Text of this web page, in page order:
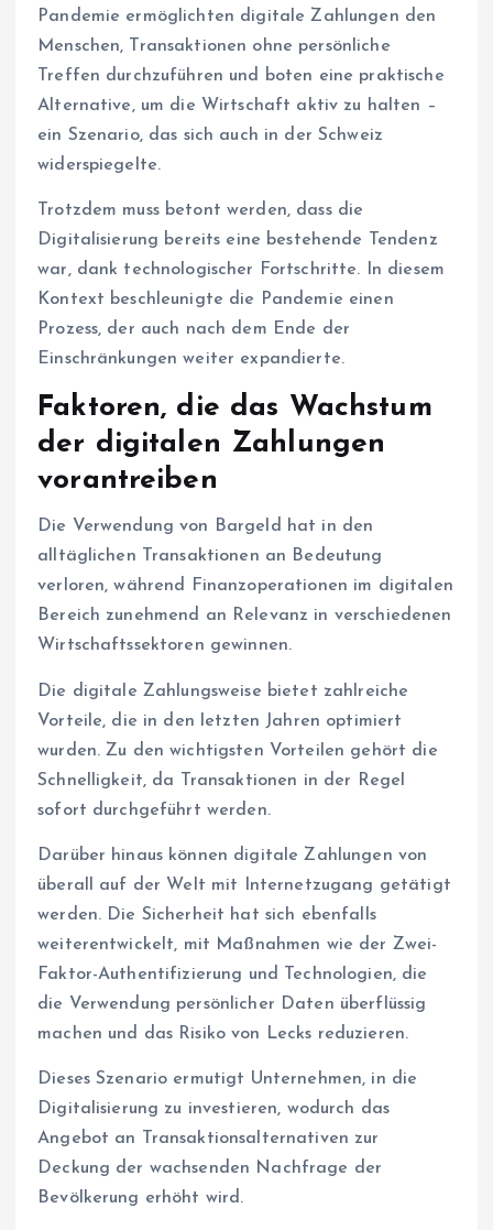
Pandemie ermöglichten digitale Zahlungen den
Menschen, Transaktionen ohne persönliche
Treffen durchzuführen und boten eine praktische
Alternative, um die Wirtschaft aktiv zu halten –
ein Szenario, das sich auch in der Schweiz
widerspiegelte.
Trotzdem muss betont werden, dass die
Digitalisierung bereits eine bestehende Tendenz
war, dank technologischer Fortschritte. In diesem
Kontext beschleunigte die Pandemie einen
Prozess, der auch nach dem Ende der
Einschränkungen weiter expandierte.
Faktoren, die das Wachstum
der digitalen Zahlungen
vorantreiben
Die Verwendung von Bargeld hat in den
alltäglichen Transaktionen an Bedeutung
verloren, während Finanzoperationen im digitalen
Bereich zunehmend an Relevanz in verschiedenen
Wirtschaftssektoren gewinnen.
Die digitale Zahlungsweise bietet zahlreiche
Vorteile, die in den letzten Jahren optimiert
wurden. Zu den wichtigsten Vorteilen gehört die
Schnelligkeit, da Transaktionen in der Regel
sofort durchgeführt werden.
Darüber hinaus können digitale Zahlungen von
überall auf der Welt mit Internetzugang getätigt
werden. Die Sicherheit hat sich ebenfalls
weiterentwickelt, mit Maßnahmen wie der Zwei-
Faktor-Authentifizierung und Technologien, die
die Verwendung persönlicher Daten überflüssig
machen und das Risiko von Lecks reduzieren.
Dieses Szenario ermutigt Unternehmen, in die
Digitalisierung zu investieren, wodurch das
Angebot an Transaktionsalternativen zur
Deckung der wachsenden Nachfrage der
Bevölkerung erhöht wird.